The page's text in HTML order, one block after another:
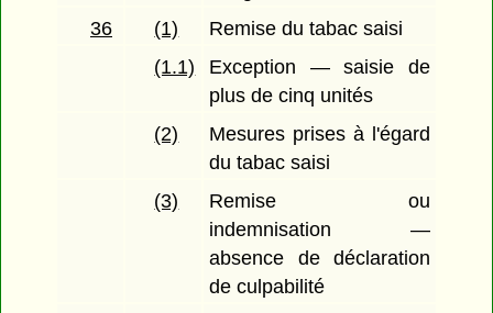
36
(1)
Remise du tabac saisi
(1.1)
Exception — saisie de
plus de cinq unités
(2)
Mesures prises à l'égard
du tabac saisi
(3)
Remise ou
indemnisation —
absence de déclaration
de culpabilité